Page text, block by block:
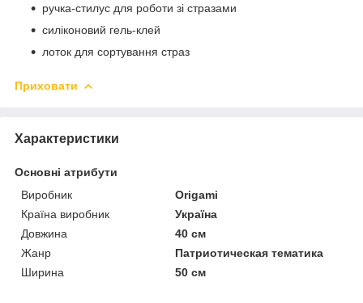
ручка-стилус для роботи зі стразами
силіконовий гель-клей
лоток для сортування страз
Приховати
Характеристики
Основні атрибути
Виробник
Origami
Країна виробник
Україна
Довжина
40 см
Жанр
Патриотическая тематика
Ширина
50 см